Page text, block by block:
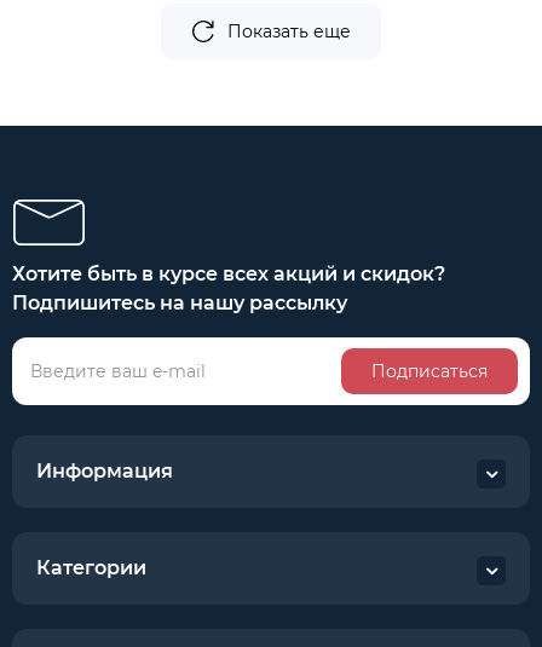
Показать еще
Хотите быть в курсе всех акций и скидок?
Подпишитесь на нашу рассылку
Подписаться
Информация
Категории